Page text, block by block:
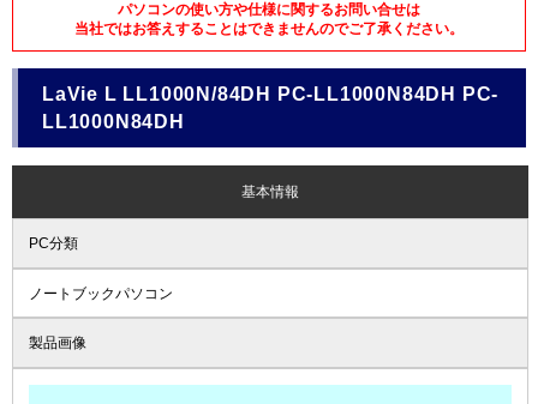
パソコンの使い方や仕様に関するお問い合せは
当社ではお答えすることはできませんのでご了承ください。
LaVie L LL1000N/84DH PC-LL1000N84DH PC-
LL1000N84DH
基本情報
PC分類
ノートブックパソコン
製品画像